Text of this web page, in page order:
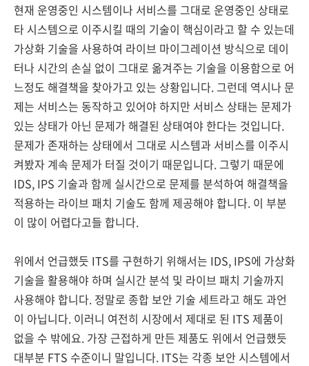
현재 운영중인 시스템이나 서비스를 그대로 운영중인 상태로
타 시스템으로 이주시킬 때의 기술이 핵심이라고 할 수 있는데
가상화 기술을 사용하여 라이브 마이그레이션 방식으로 데이
터나 시간의 손실 없이 그대로 옮겨주는 기술을 이용함으로 어
느정도 해결책을 찾아가고 있는 상황입니다. 그런데 역시나 문
제는 서비스는 동작하고 있어야 하지만 서비스 상태는 문제가
있는 상태가 아닌 문제가 해결된 상태여야 한다는 것입니다.
문제가 존재하는 상태에서 그대로 시스템과 서비스를 이주시
켜봤자 계속 문제가 터질 것이기 때문입니다. 그렇기 때문에
IDS, IPS 기술과 함께 실시간으로 문제를 분석하여 해결책을
적용하는 라이브 패치 기술도 함께 제공해야 합니다. 이 부분
이 많이 어렵다고들 합니다.
위에서 언급했듯 ITS를 구현하기 위해서는 IDS, IPS에 가상화
기술을 활용해야 하며 실시간 분석 및 라이브 패치 기술까지
사용해야 합니다. 정말로 종합 보안 기술 세트라고 해도 과언
이 아닙니다. 이러니 여전히 시장에서 제대로 된 ITS 제품이
없을 수 밖에요. 가장 근접하게 만든 제품도 위에서 언급했듯
대부분 FTS 수준이니 말입니다. ITS는 각종 보안 시스템에서